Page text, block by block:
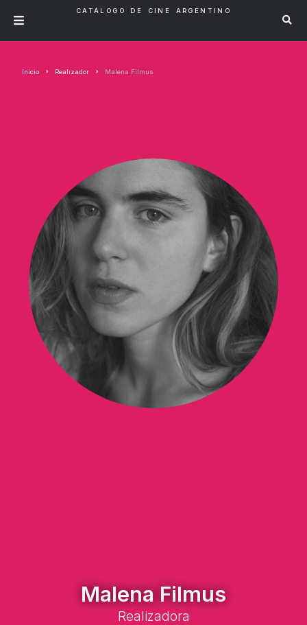
CATÁLOGO DE CINE ARGENTINO
Inicio Realizador Malena Filmus
Malena Filmus
Realizadora